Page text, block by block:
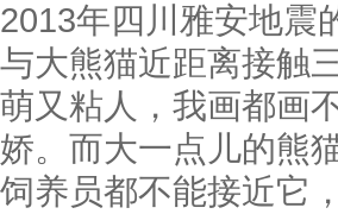
2013年四川雅安地震
与大熊猫近距离接触
萌又粘人，我画都画
娇。而大一点儿的熊
饲养员都不能接近它